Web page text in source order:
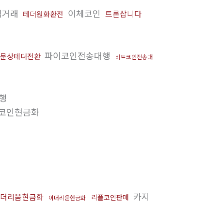
래 테더원화환전 이체코인 트론삽니다
문상테더전환 파이코인전송대행
비트코인전송대
인현금화
리움현금화 이더리움현금화 리플코인판매 카지